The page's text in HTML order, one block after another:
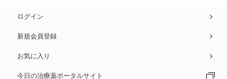
ログイン
新規会員登録
お気に入り
今日の治療薬ポータルサイト